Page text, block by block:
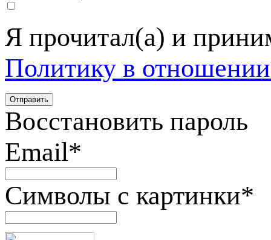
Я прочитал(а) и
Политику в
Восстановить пароль
Email*
Символы с картинки*